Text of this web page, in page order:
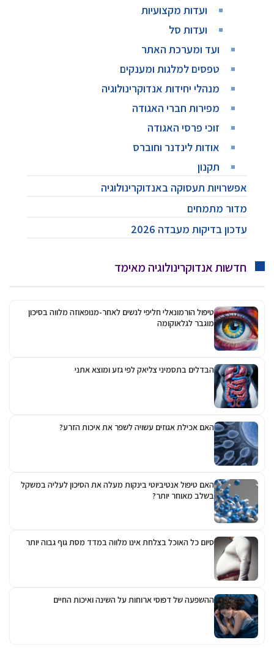
ועדות מקצועיות
ועדות סל
ועד ומערכת האתר
טפסים למלגות ומענקים
מנהלי יחידות אנדוקרינולוגיה
מפירות חברי האגודה
זוכי פרסי האגודה
אודות לינדנר וחוברס
תקנון
אפשרויות תעסוקה באנדוקרינולוגיה
מדור מתמחים
עדכון בדיקות מעבדה 2026
חדשות אנדוקרינולוגיה מאימד
טיפול הורמונאלי חליפי לנשים לאחר-מנופאוזה מלווה בסיכון
מוגבר לגלאוקומה
הבדלים בתסמיני צליאק לפי גזע ומוצא אתני
האם אכילת אגוזים עשויה לשפר את איכות הזרע?
האם טיפול אנטיביוטי בינקות מעלה את הסיכון לעליה במשקל
בשלב מאוחר יותר?
סיום כל האוכל בצלחת אינו מלווה במדד מסת גוף גבוה יותר
ההשפעה של דפוסי ארוחות על השינה ואיכות החיים